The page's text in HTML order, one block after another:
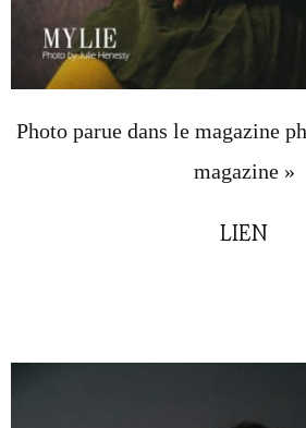
Photo parue dans le magazine
magazine »
LIEN